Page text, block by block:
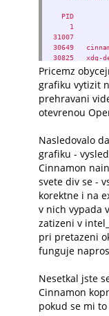
PID
1
Pricemz
grafiku vytizit
prehravani
otevrenou
Nasledovalo
grafiku -
Cinnamon
svete div se -
korektne i na
v nich vypada
zatizeni v
pri pretazeni
funguje
Nesetkal jste
Cinnamon
pokud se mi